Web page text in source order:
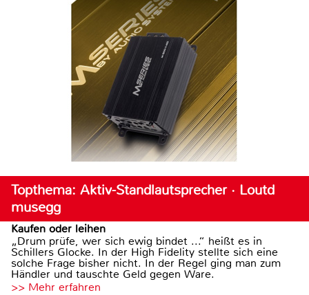
Topthema: Aktiv-Standlautsprecher · Loutd
musegg
Kaufen oder leihen
„Drum prüfe, wer sich ewig bindet ...“ heißt es in
Schillers Glocke. In der High Fidelity stellte sich eine
solche Frage bisher nicht. In der Regel ging man zum
Händler und tauschte Geld gegen Ware.
>> Mehr erfahren